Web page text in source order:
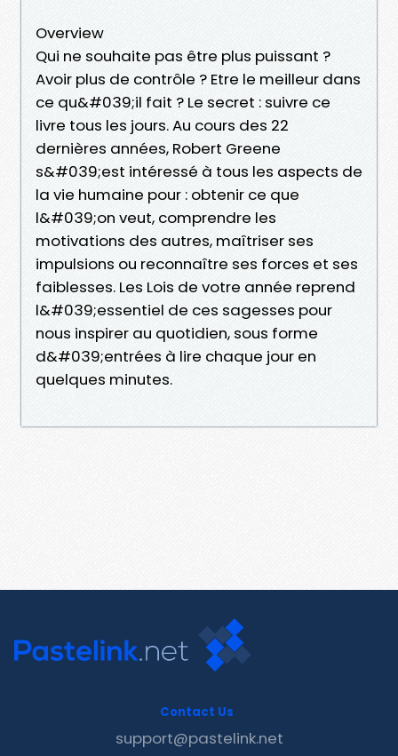
Overview
Qui ne souhaite pas être plus puissant ?
Avoir plus de contrôle ? Etre le meilleur dans
ce qu&#039;il fait ? Le secret : suivre ce
livre tous les jours. Au cours des 22
dernières années, Robert Greene
s&#039;est intéressé à tous les aspects de
la vie humaine pour : obtenir ce que
l&#039;on veut, comprendre les
motivations des autres, maîtriser ses
impulsions ou reconnaître ses forces et ses
faiblesses. Les Lois de votre année reprend
l&#039;essentiel de ces sagesses pour
nous inspirer au quotidien, sous forme
d&#039;entrées à lire chaque jour en
quelques minutes.
Contact Us
support@pastelink.net